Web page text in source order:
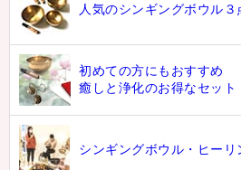
人気のシンギングボウル３
初めての方にもおすすめ
癒しと浄化のお得なセット
シンギングボウル・ヒーリ